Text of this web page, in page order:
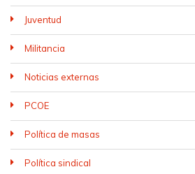
Juventud
Militancia
Noticias externas
PCOE
Política de masas
Política sindical